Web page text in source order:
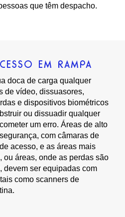
que têm despacho.
EM RAMPA
doca de carga qualquer
de vídeo, dissuasores,
e dispositivos biométricos
ou dissuadir qualquer
um erro. Áreas de alto
com câmaras de
acesso, e as áreas mais
ou áreas, onde as perdas são
devem ser equipadas com
como scanners de